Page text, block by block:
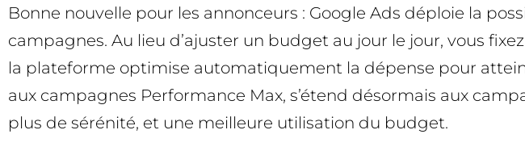
Bonne nouvelle pour les annonceurs : Google Ads déploie la
campagnes. Au lieu d’ajuster un budget au jour le jour, vous
la plateforme optimise automatiquement la dépense pour
aux campagnes Performance Max, s’étend désormais aux
plus de sérénité, et une meilleure utilisation du budget.